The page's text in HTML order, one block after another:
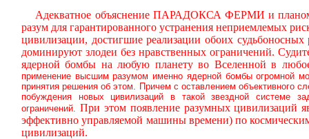
Адекватное объяснение ПАРАДОКСА ФЕРМИ и
разум для гарантированного устранения неприемлемых
цивилизации, достигшие реализации обоих
доминируют злодеи без нравственных ограничений.
ядерной бомбы на любую планету во Вселенной в
применение высшим разумом именно ядерной бомбы огромной
принятия решения об этом. Причем с оставлением объективного
побуждения новых цивилизаций в такой звездной системе
ограничений. При этом появление разумных цивилизаций
эффективно управляемой машины времени) по
цивилизаций.